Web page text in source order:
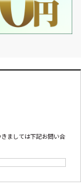
ましては下記お問い合